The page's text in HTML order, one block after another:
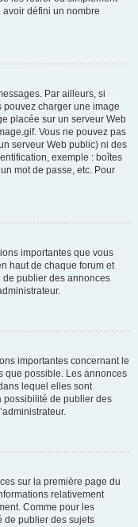
avoir défini un nombre
Par ailleurs, si
pouvez charger une image
placée sur un serveur Web
Vous ne pouvez pas
serveur Web public) ni des
exemple : boîtes
mot de passe, etc. Pour
importantes que vous
haut de chaque forum et
de publier des annonces
importantes concernant le
que possible. Les annonces
lequel elles sont
possibilité de publier des
sur la première page du
relativement
Comme pour les
de publier des sujets